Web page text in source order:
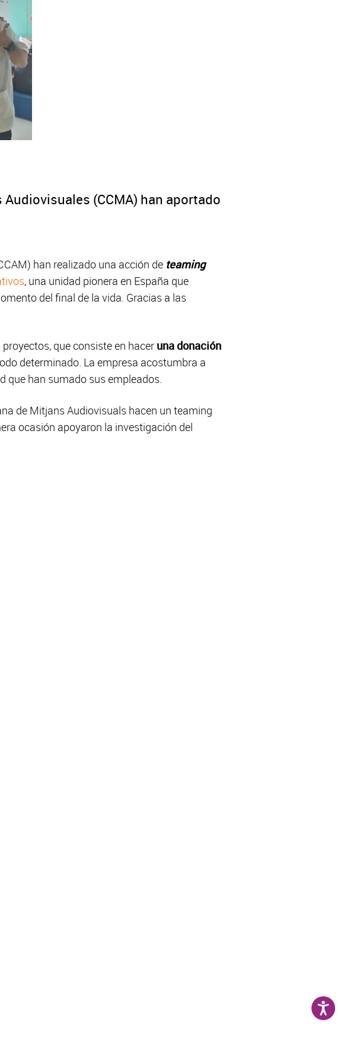
(CCMA) han aportado
han realizado una acción de teaming
, una unidad pionera en España que
del final de la vida. Gracias a las
que consiste en hacer una donación
determinado. La empresa acostumbra a
que han sumado sus empleados.
de Mitjans Audiovisuals hacen un teaming
ocasión apoyaron la investigación del